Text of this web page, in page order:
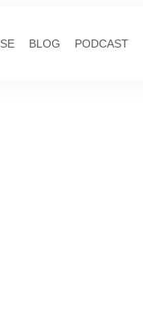
BLOG PODCAST